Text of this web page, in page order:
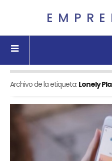
Archivo de la etiqueta: Lonely